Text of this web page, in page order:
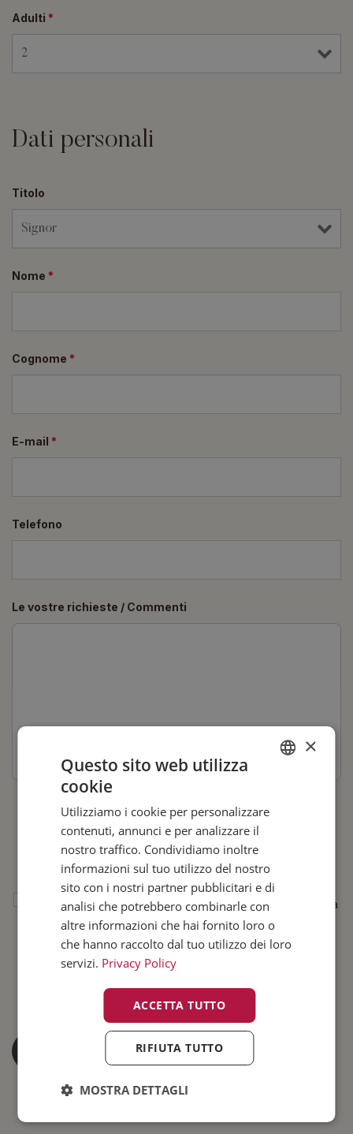
Adulti *
Dati personali
Titolo
Nome *
Cognome *
E-mail *
Telefono
Le vostre richieste / Commenti
Consentire *
Dichiaro di aver letto
l'informativa privacy e
miei dati personali, che
potranno essere conservati sia
in formato elettronico che
cartaceo. I dati vengono
l'elaborazione della richiesta.
ITALIAN
×
Questo sito web utilizza
cookie
Utilizziamo i cookie per personalizzare
contenuti, annunci e per analizzare il
nostro traffico. Condividiamo inoltre
informazioni sul tuo utilizzo del nostro
sito con i nostri partner pubblicitari e di
analisi che potrebbero combinarle con
altre informazioni che hai fornito loro o
che hanno raccolto dal tuo utilizzo dei loro
servizi. Privacy Policy
ACCETTA TUTTO
RIFIUTA TUTTO
MOSTRA DETTAGLI